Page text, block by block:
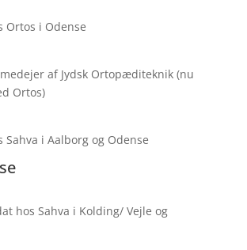
Ortos i Odense
af Jydsk Ortopæditeknik (nu
Ortos)
Sahva i Aalborg og Odense
hos Sahva i Kolding/ Vejle og